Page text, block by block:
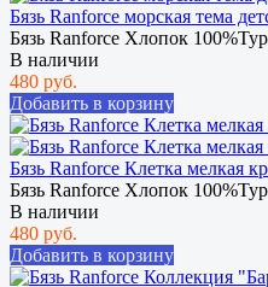
Бязь Ranforce морская тема
Бязь Ranforce Хлопок
В наличии
480 руб.
Добавить в корзину
Бязь Ranforce Клетка мелкая
Бязь Ranforce Хлопок
В наличии
480 руб.
Добавить в корзину